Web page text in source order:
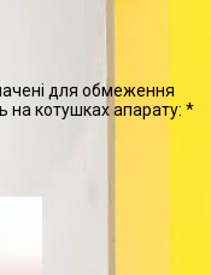
для обмеження
на котушках апарату: *